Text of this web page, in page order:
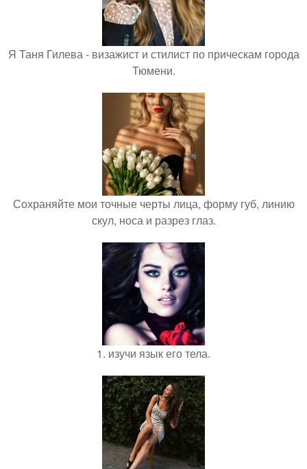
Я Таня Гилева - визажист и стилист по прическам города
Тюмени.
Сохраняйте мои точные черты лица, форму губ, линию
скул, носа и разрез глаз.
1. изучи язык его тела.